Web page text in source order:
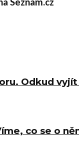
Odkud
co se o